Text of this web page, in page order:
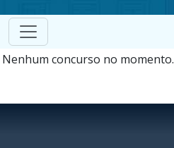
Nenhum concurso no momento.